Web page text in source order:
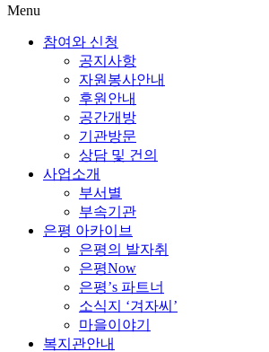
Menu
참여와 신청
공지사항
자원봉사안내
후원안내
공간개방
기관방문
상담 및 건의
사업소개
부서별
부속기관
은평 아카이브
은평의 발자취
은평Now
은평’s 파트너
소식지 ‘겨자씨’
마을이야기
복지관안내